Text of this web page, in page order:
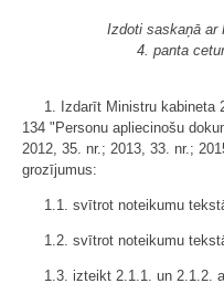
Izdoti saskaņā ar
4. panta
1. Izdarīt Ministru kabineta
134 "Personu apliecinošu
2012, 35. nr.; 2013, 33. nr.;
grozījumus:
1.1. svītrot noteikumu
1.2. svītrot noteikumu
1.3. izteikt 2.1.1. un 2.1.2.